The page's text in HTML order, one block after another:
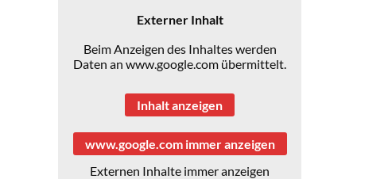
Externer Inhalt
Beim Anzeigen des Inhaltes werden
Daten an www.google.com übermittelt.
Inhalt anzeigen
www.google.com immer anzeigen
Externen Inhalte immer anzeigen